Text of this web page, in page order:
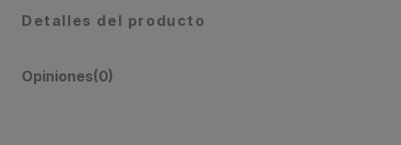
Detalles del producto
Opiniones(0)